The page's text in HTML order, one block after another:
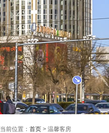
当前位置： 首页 > 温馨客房